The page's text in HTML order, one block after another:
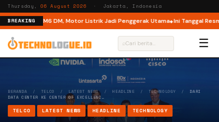
Thursday,06 August 2026 · Jakarta, Indonesia
BREAKING
Mode di M6 DM, Motor Listrik Jadi Penggerak Utama Ini Tanggal Resmi
⌕ ☰
BERANDA / TELCO / LATEST NEWS/HEADLINE / TECHNOLOGY /DARI
DATA CENTER KE CENTER OF EXCELLENC…
TELCO LATEST NEWS HEADLINE TECHNOLOGY